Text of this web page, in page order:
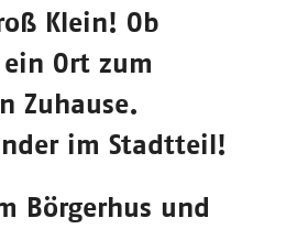
Klein! Ob
Ort zum
Zuhause.
im Stadtteil!
Börgerhus und